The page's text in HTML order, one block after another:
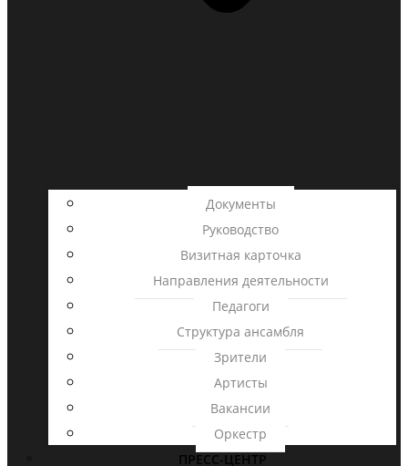
Документы
Руководство
Визитная карточка
Направления деятельности
Педагоги
Структура ансамбля
Зрители
Артисты
Вакансии
Оркестр
ПРЕСС-ЦЕНТР